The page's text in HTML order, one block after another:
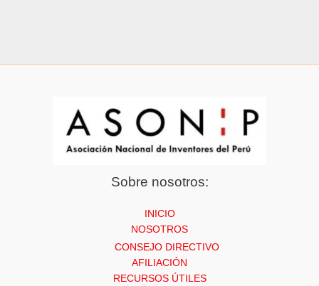
Sobre nosotros:
INICIO
NOSOTROS
CONSEJO DIRECTIVO
AFILIACIÓN
RECURSOS ÚTILES